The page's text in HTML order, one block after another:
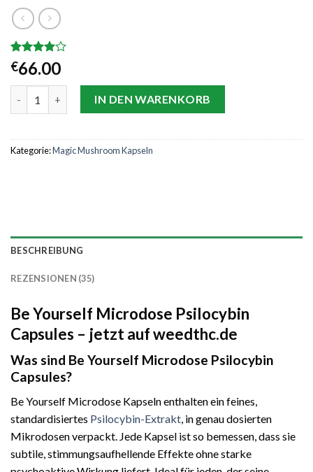
Bewertet
mit3.94
von 5,
basierend
35
€66.00
Be Yourself (Core) Microdose Psilocybin Capsules Online Menge
IN DEN WARENKORB
Kategorie:Magic Mushroom Kapseln
BESCHREIBUNG
REZENSIONEN (35)
Be Yourself Microdose Psilocybin
Capsules – jetzt auf weedthc.de
Was sind Be Yourself Microdose Psilocybin
Capsules?
Be Yourself Microdose Kapseln enthalten ein feines,
standardisiertes Psilocybin-Extrakt, in genau dosierten
Mikrodosen verpackt. Jede Kapsel ist so bemessen, dass sie
subtile, stimmungsaufhellende Effekte ohne starke